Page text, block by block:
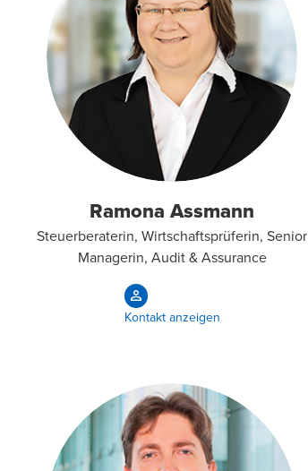
Ramona Assmann
Steuerberaterin, Wirtschaftsprüferin, Senior
Managerin, Audit & Assurance
Kontakt anzeigen